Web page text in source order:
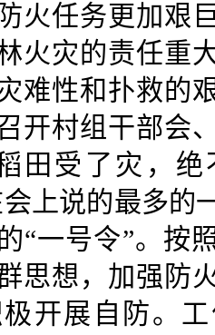
火任务更加艰
火灾的责任重
难性和扑救的
开村组干部会
田受了灾，
上说的最多的
“一号令”。按
思想，加强防
开展自防。